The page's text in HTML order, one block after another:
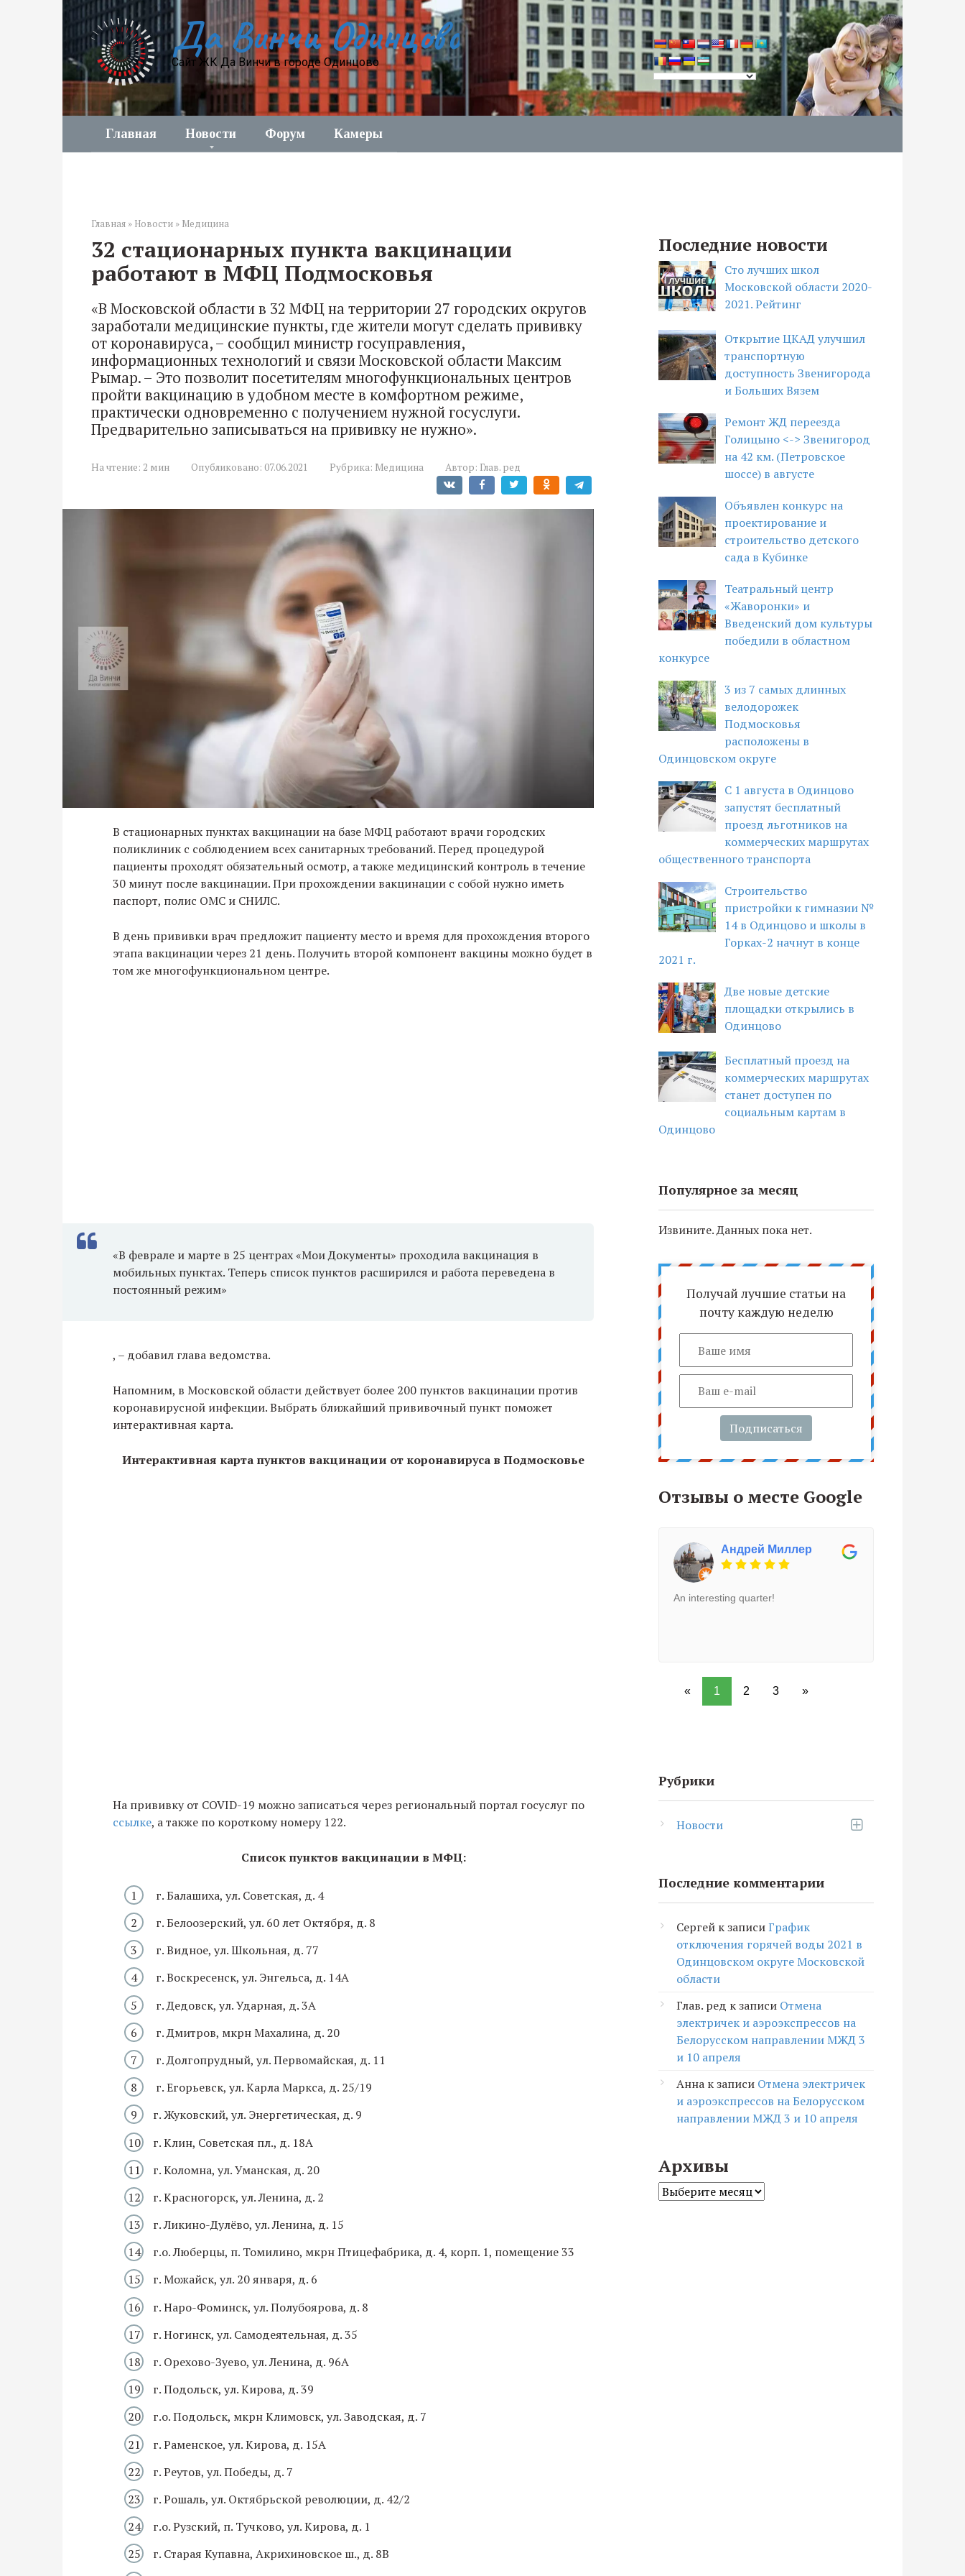
Да Винчи Одинцово
Сайт ЖК Да Винчи в городе Одинцово
Главная Новости Форум Камеры
Главная » Новости » Медицина
32 стационарных пункта вакцинации
работают в МФЦ Подмосковья
«В Московской области в 32 МФЦ на территории 27 городских округов
заработали медицинские пункты, где жители могут сделать прививку
от коронавируса, – сообщил министр госуправления,
информационных технологий и связи Московской области Максим
Рымар. – Это позволит посетителям многофункциональных центров
пройти вакцинацию в удобном месте в комфортном режиме,
практически одновременно с получением нужной госуслуги.
Предварительно записываться на прививку не нужно».
На чтение: 2 мин Опубликовано: 07.06.2021 Рубрика: Медицина Автор: Глав. ред
В стационарных пунктах вакцинации на базе МФЦ работают врачи городских
поликлиник с соблюдением всех санитарных требований. Перед процедурой
пациенты проходят обязательный осмотр, а также медицинский контроль в течение
30 минут после вакцинации. При прохождении вакцинации с собой нужно иметь
паспорт, полис ОМС и СНИЛС.
В день прививки врач предложит пациенту место и время для прохождения второго
этапа вакцинации через 21 день. Получить второй компонент вакцины можно будет в
том же многофункциональном центре.
«В феврале и марте в 25 центрах «Мои Документы» проходила вакцинация в
мобильных пунктах. Теперь список пунктов расширился и работа переведена в
постоянный режим»
, – добавил глава ведомства.
Напомним, в Московской области действует более 200 пунктов вакцинации против
коронавирусной инфекции. Выбрать ближайший прививочный пункт поможет
интерактивная карта.
Интерактивная карта пунктов вакцинации от коронавируса в Подмосковье
На прививку от COVID-19 можно записаться через региональный портал госуслуг по
ссылке, а также по короткому номеру 122.
Список пунктов вакцинации в МФЦ:
г. Балашиха, ул. Советская, д. 4
г. Белоозерский, ул. 60 лет Октября, д. 8
г. Видное, ул. Школьная, д. 77
г. Воскресенск, ул. Энгельса, д. 14А
г. Дедовск, ул. Ударная, д. 3А
г. Дмитров, мкрн Махалина, д. 20
г. Долгопрудный, ул. Первомайская, д. 11
г. Егорьевск, ул. Карла Маркса, д. 25/19
г. Жуковский, ул. Энергетическая, д. 9
г. Клин, Советская пл., д. 18А
г. Коломна, ул. Уманская, д. 20
г. Красногорск, ул. Ленина, д. 2
г. Ликино-Дулёво, ул. Ленина, д. 15
г.о. Люберцы, п. Томилино, мкрн Птицефабрика, д. 4, корп. 1, помещение 33
г. Можайск, ул. 20 января, д. 6
г. Наро-Фоминск, ул. Полубоярова, д. 8
г. Ногинск, ул. Самодеятельная, д. 35
г. Орехово-Зуево, ул. Ленина, д. 96А
г. Подольск, ул. Кирова, д. 39
г.о. Подольск, мкрн Климовск, ул. Заводская, д. 7
г. Раменское, ул. Кирова, д. 15А
г. Реутов, ул. Победы, д. 7
г. Рошаль, ул. Октябрьской революции, д. 42/2
г.о. Рузский, п. Тучково, ул. Кирова, д. 1
г. Старая Купавна, Акрихиновское ш., д. 8В
Последние новости
Сто лучших школ
Московской области 2020-
2021. Рейтинг
Открытие ЦКАД улучшил
транспортную
доступность Звенигорода
и Больших Вязем
Ремонт ЖД переезда
Голицыно <-> Звенигород
на 42 км. (Петровское
шоссе) в августе
Объявлен конкурс на
проектирование и
строительство детского
сада в Кубинке
Театральный центр
«Жаворонки» и
Введенский дом культуры
победили в областном
конкурсе
3 из 7 самых длинных
велодорожек
Подмосковья
расположены в
Одинцовском округе
С 1 августа в Одинцово
запустят бесплатный
проезд льготников на
коммерческих маршрутах
общественного транспорта
Строительство
пристройки к гимназии №
14 в Одинцово и школы в
Горках-2 начнут в конце
2021 г.
Две новые детские
площадки открылись в
Одинцово
Бесплатный проезд на
коммерческих маршрутах
станет доступен по
социальным картам в
Одинцово
Популярное за месяц
Извините. Данных пока нет.
Получай лучшие статьи на
почту каждую неделю
Подписаться
Отзывы о месте Google
Андрей Миллер
An interesting quarter!
« 1 2 3 »
Рубрики
Новости
Последние комментарии
Сергей к записиГрафик
отключения горячей воды 2021 в
Одинцовском округе Московской
области
Глав. ред к записи Отмена
электричек и аэроэкспрессов на
Белорусском направлении МЖД 3
и 10 апреля
Анна к записи Отмена электричек
и аэроэкспрессов на Белорусском
направлении МЖД 3 и 10 апреля
Архивы
Архивы